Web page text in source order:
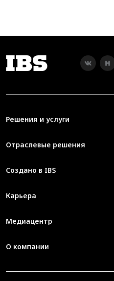
Решения и услуги
Отраслевые решения
Создано в IBS
Карьера
Медиацентр
О компании